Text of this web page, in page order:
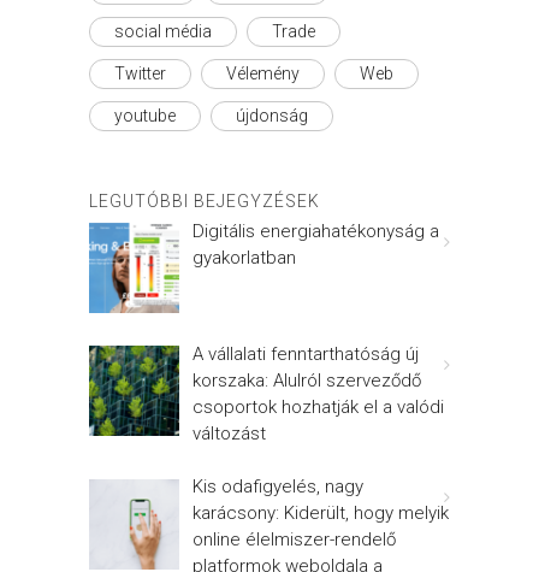
social média Trade
Twitter Vélemény Web
youtube újdonság
LEGUTÓBBI BEJEGYZÉSEK
Digitális energiahatékonyság a
gyakorlatban
A vállalati fenntarthatóság új
korszaka: Alulról szerveződő
csoportok hozhatják el a valódi
változást
Kis odafigyelés, nagy
karácsony: Kiderült, hogy melyik
online élelmiszer-rendelő
platformok weboldala a